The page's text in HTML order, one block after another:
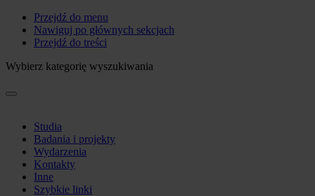
Przejdź do menu
Nawiguj po głównych sekcjach
Przejdź do treści
Wybierz kategorię wyszukiwania
Studia
Badania i projekty
Wydarzenia
Kontakty
Inne
Szybkie linki